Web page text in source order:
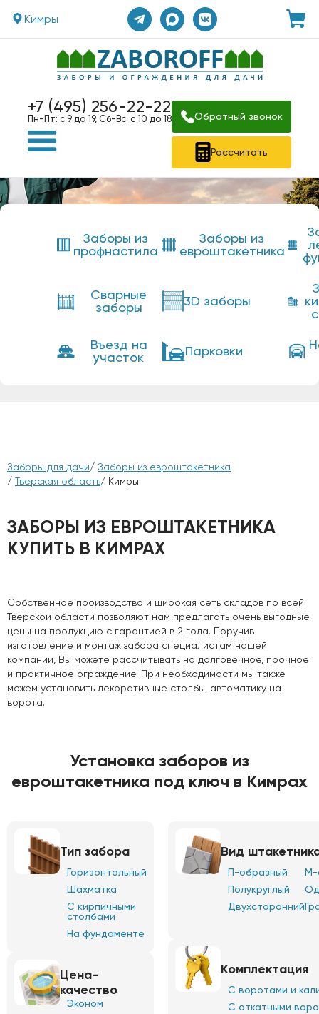
Кимры
+7 (495) 256-22-22
Пн-Пт: с 9 до 19, Сб-Вс: с 10 до 18 Обратный звонок
Рассчитать
Заборы из
профнастила
Заборы из
евроштакетника
Сварные
заборы
3D заборы
Въезд на
участок
Парковки
Заборы для дачи/ Заборы из евроштакетника
/ Тверская область/ Кимры
ЗАБОРЫ ИЗ ЕВРОШТАКЕТНИКА
КУПИТЬ В КИМРАХ
Собственное производство и широкая сеть складов по всей
Тверской области позволяют нам предлагать очень выгодные
цены на продукцию с гарантией в 2 года. Поручив
изготовление и монтаж забора специалистам нашей
компании, Вы можете рассчитывать на долговечное, прочное
и практичное ограждение. При необходимости мы также
можем установить декоративные столбы, автоматику на
ворота.
Установка заборов из
евроштакетника под ключ в Кимрах
Тип забора
Горизонтальный
Шахматка
С кирпичными
столбами
На фундаменте
Цена-
качество
Эконом
Вид
П-образный
М-
Полукруглый
Двухсторонний
Комплектация
С воротами и
С откатными